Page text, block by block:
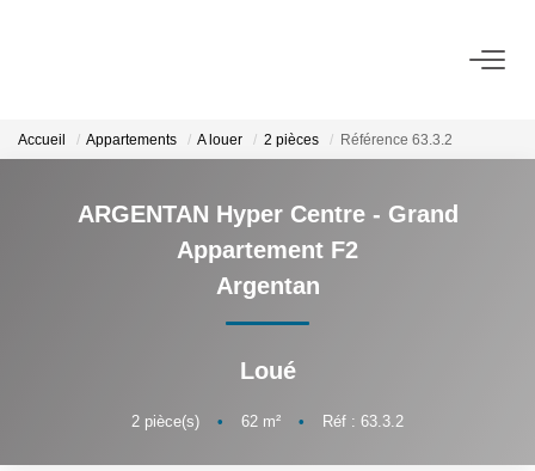
VENDRE
Accueil Appartements A louer 2 pièces Référence 63.3.2
ARGENTAN Hyper Centre - Grand
Appartement F2
Argentan
Loué
2 pièce(s) • 62 m² • Réf : 63.3.2